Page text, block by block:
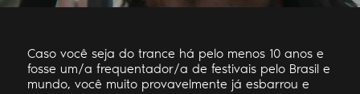
Caso você seja do trance há pelo menos 10 anos e
fosse um/a frequentador/a de festivais pelo Brasil e
mundo, você muito provavelmente já esbarrou e